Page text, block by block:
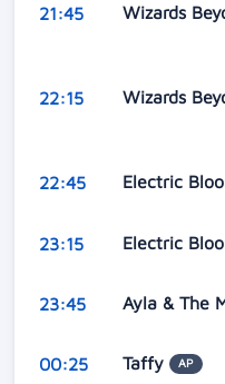
21:45 Wizards
22:15 Wizards
22:45 Electric
23:15 Electric
23:45 Ayla & The
00:25 Taffy AP